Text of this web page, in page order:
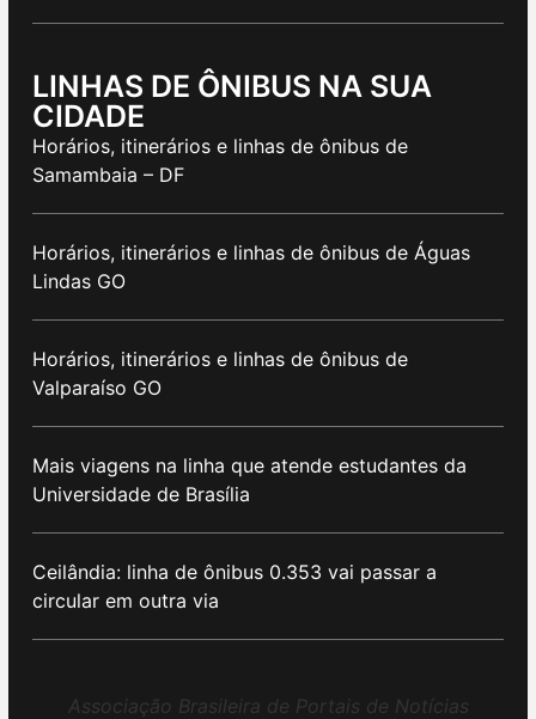
LINHAS DE ÔNIBUS NA SUA
CIDADE
Horários, itinerários e linhas de ônibus de
Samambaia – DF
Horários, itinerários e linhas de ônibus de Águas
Lindas GO
Horários, itinerários e linhas de ônibus de
Valparaíso GO
Mais viagens na linha que atende estudantes da
Universidade de Brasília
Ceilândia: linha de ônibus 0.353 vai passar a
circular em outra via
Associação Brasileira de Portais de Notícias